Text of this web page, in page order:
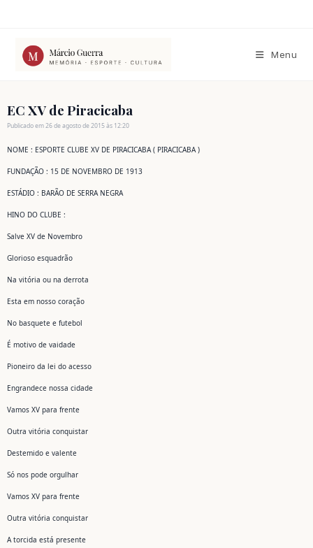
conteúdo
Menu
EC XV de Piracicaba
Publicado em 26 de agosto de 2015 às 12:20
NOME : ESPORTE CLUBE XV DE PIRACICABA ( PIRACICABA )
FUNDAÇÃO : 15 DE NOVEMBRO DE 1913
ESTÁDIO : BARÃO DE SERRA NEGRA
HINO DO CLUBE :
Salve XV de Novembro
Glorioso esquadrão
Na vitória ou na derrota
Esta em nosso coração
No basquete e futebol
É motivo de vaidade
Pioneiro da lei do acesso
Engrandece nossa cidade
Vamos XV para frente
Outra vitória conquistar
Destemido e valente
Só nos pode orgulhar
Vamos XV para frente
Outra vitória conquistar
A torcida está presente